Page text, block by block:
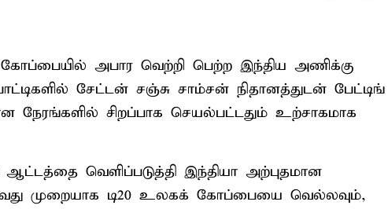
அபார வெற்றி பெற்ற இந்திய அணிக்கு
சேட்டன் சஞ்சு சாம்சன் நிதானத்துடன் பேட்டிங்
நேரங்களில் சிறப்பாக செயல்பட்டதும் உற்சாகமாக
வெளிப்படுத்தி இந்தியா அற்புதமான
முறையாக டி20 உலகக் கோப்பையை வெல்லவும்,